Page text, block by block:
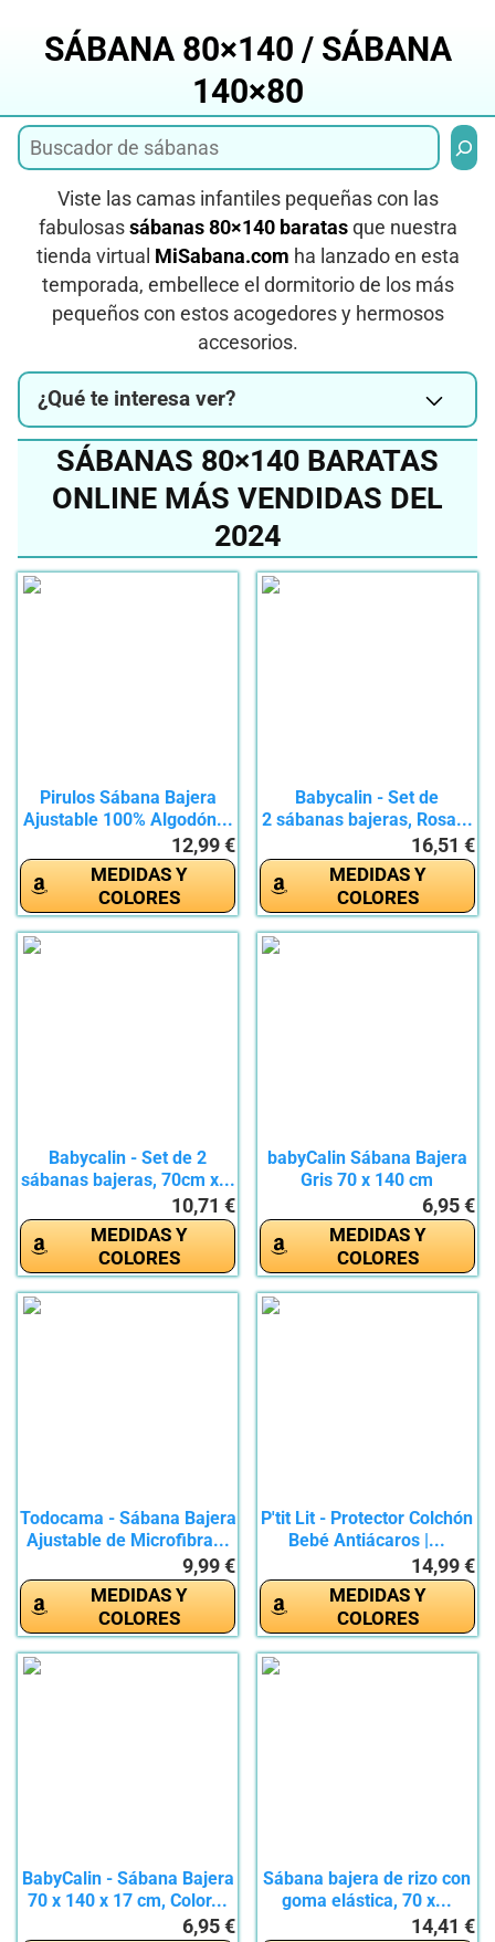
contenidoSÁBANA 80×140 / SÁBANA
140×80
Viste las camas infantiles pequeñas con las
fabulosas sábanas 80×140 baratasque nuestra
tienda virtual MiSabana.com ha lanzado en esta
temporada, embellece el dormitorio de los más
pequeños con estos acogedores y hermosos
accesorios.
¿Qué te interesa ver?
SÁBANAS 80×140 BARATAS
ONLINE MÁS VENDIDAS DEL
2024
Pirulos Sábana Bajera
Ajustable 100% Algodón...
12,99 €
MEDIDAS Y
COLORES
Babycalin - Set de
2 sábanas bajeras, Rosa...
16,51 €
MEDIDAS Y
COLORES
Babycalin - Set de 2
sábanas bajeras, 70cm x...
10,71 €
MEDIDAS Y
COLORES
babyCalin Sábana Bajera
Gris 70 x 140 cm
6,95 €
MEDIDAS Y
COLORES
Todocama - Sábana Bajera
Ajustable de Microfibra...
9,99 €
MEDIDAS Y
COLORES
P'tit Lit - Protector Colchón
Bebé Antiácaros |...
14,99 €
MEDIDAS Y
COLORES
BabyCalin - Sábana Bajera
70 x 140 x 17 cm, Color...
6,95 €
Sábana bajera de rizo con
goma elástica, 70 x...
14,41 €